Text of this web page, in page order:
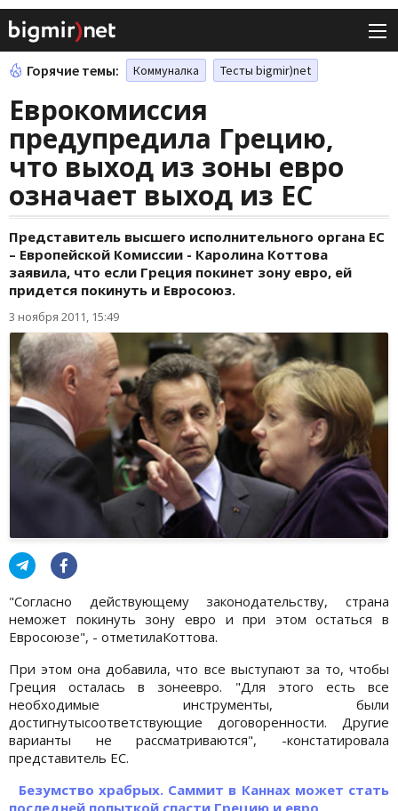
Горячие темы: Коммуналка Тесты bigmir)net
Еврокомиссия
предупредила Грецию,
что выход из зоны евро
означает выход из ЕС
Представитель высшего исполнительного органа ЕС
– Европейской Комиссии - Каролина Коттова
заявила, что если Греция покинет зону евро, ей
придется покинуть и Евросоюз.
3 ноября 2011, 15:49
"Согласно действующему законодательству, страна
неможет покинуть зону евро и при этом остаться в
Евросоюзе", - отметилаКоттова.
При этом она добавила, что все выступают за то, чтобы
Греция осталась в зонеевро. "Для этого есть все
необходимые инструменты, были
достигнутысоответствующие договоренности. Другие
варианты не рассматриваются", -констатировала
представитель ЕС.
Безумство храбрых. Саммит в Каннах может стать
последней попыткой спасти Грецию и евро